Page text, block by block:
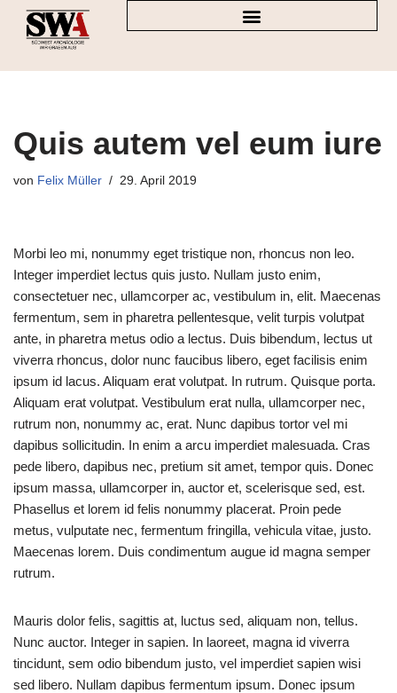
Zum
Inhalt
Quis autem vel eum iure
von Felix Müller 29. April 2019
Morbi leo mi, nonummy eget tristique non, rhoncus non leo.
Integer imperdiet lectus quis justo. Nullam justo enim,
consectetuer nec, ullamcorper ac, vestibulum in, elit. Maecenas
fermentum, sem in pharetra pellentesque, velit turpis volutpat
ante, in pharetra metus odio a lectus. Duis bibendum, lectus ut
viverra rhoncus, dolor nunc faucibus libero, eget facilisis enim
ipsum id lacus. Aliquam erat volutpat. In rutrum. Quisque porta.
Aliquam erat volutpat. Vestibulum erat nulla, ullamcorper nec,
rutrum non, nonummy ac, erat. Nunc dapibus tortor vel mi
dapibus sollicitudin. In enim a arcu imperdiet malesuada. Cras
pede libero, dapibus nec, pretium sit amet, tempor quis. Donec
ipsum massa, ullamcorper in, auctor et, scelerisque sed, est.
Phasellus et lorem id felis nonummy placerat. Proin pede
metus, vulputate nec, fermentum fringilla, vehicula vitae, justo.
Maecenas lorem. Duis condimentum augue id magna semper
rutrum.
Mauris dolor felis, sagittis at, luctus sed, aliquam non, tellus.
Nunc auctor. Integer in sapien. In laoreet, magna id viverra
tincidunt, sem odio bibendum justo, vel imperdiet sapien wisi
sed libero. Nullam dapibus fermentum ipsum. Donec ipsum